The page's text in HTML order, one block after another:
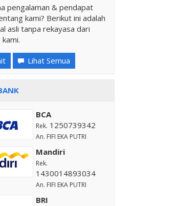
pengalaman & pendapat
kami? Berikut ini adalah
asli tanpa rekayasa dari
Lihat Semua
BCA
Rek. 1250739342
An. FIFI EKA PUTRI
Mandiri
Rek.
1430014893034
An. FIFI EKA PUTRI
BRI